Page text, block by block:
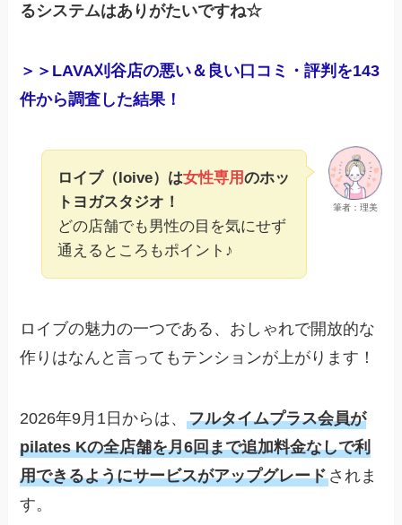
るシステムはありがたいですね☆
＞＞LAVA刈谷店の悪い＆良い口コミ・評判を143
件から調査した結果！
筆者：理美
ロイブ（loive）は女性専用のホッ
トヨガスタジオ！
どの店舗でも男性の目を気にせず
通えるところもポイント♪
ロイブの魅力の一つである、おしゃれで開放的な
作りはなんと言ってもテンションが上がります！
2026年9月1日からは、フルタイムプラス会員が
pilates Kの全店舗を月6回まで追加料金なしで利
用できるようにサービスがアップグレードされま
す。